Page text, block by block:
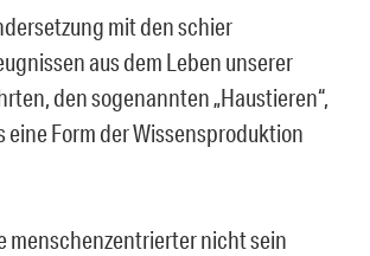
mit den schier
aus dem Leben unserer
den sogenannten „Haustieren“,
eine Form der Wissensproduktion
menschenzentrierter nicht sein